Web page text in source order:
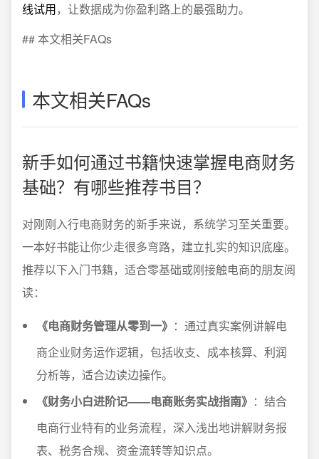
线试用，让数据成为你盈利路上的最强助力。
## 本文相关FAQs
本文相关FAQs
新手如何通过书籍快速掌握电商财务
基础？有哪些推荐书目？
对刚刚入行电商财务的新手来说，系统学习至关重要。
一本好书能让你少走很多弯路，建立扎实的知识底座。
推荐以下入门书籍，适合零基础或刚接触电商的朋友阅
读：
《电商财务管理从零到一》 ：通过真实案例讲解电
商企业财务运作逻辑，包括收支、成本核算、利润
分析等，适合边读边操作。
《财务小白进阶记——电商账务实战指南》 ：结合
电商行业特有的业务流程，深入浅出地讲解财务报
表、税务合规、资金流转等知识点。